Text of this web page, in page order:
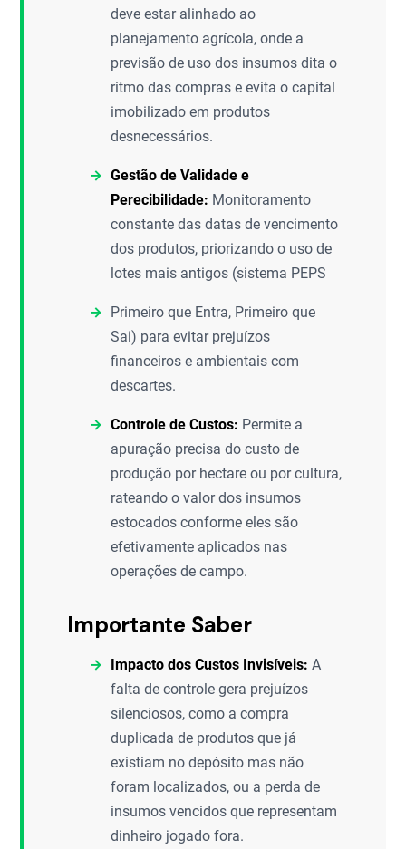
deve estar alinhado ao
planejamento agrícola, onde a
previsão de uso dos insumos dita o
ritmo das compras e evita o capital
imobilizado em produtos
desnecessários.
Gestão de Validade e
Perecibilidade: Monitoramento
constante das datas de vencimento
dos produtos, priorizando o uso de
lotes mais antigos (sistema PEPS
Primeiro que Entra, Primeiro que
Sai) para evitar prejuízos
financeiros e ambientais com
descartes.
Controle de Custos: Permite a
apuração precisa do custo de
produção por hectare ou por cultura,
rateando o valor dos insumos
estocados conforme eles são
efetivamente aplicados nas
operações de campo.
Importante Saber
Impacto dos Custos Invisíveis: A
falta de controle gera prejuízos
silenciosos, como a compra
duplicada de produtos que já
existiam no depósito mas não
foram localizados, ou a perda de
insumos vencidos que representam
dinheiro jogado fora.